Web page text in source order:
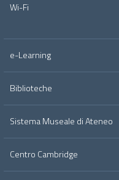
Wi-Fi
e-Learning
Biblioteche
Sistema Museale di Ateneo
Centro Cambridge